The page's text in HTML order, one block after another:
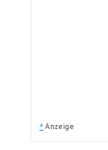
* Anzeige